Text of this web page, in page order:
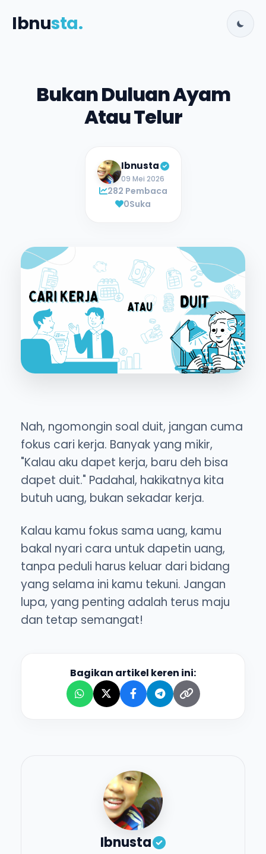
Ibnusta.
Bukan Duluan Ayam
Atau Telur
Ibnusta
09 Mei 2026
282 Pembaca
0Suka
Nah, ngomongin soal duit, jangan cuma
fokus cari kerja. Banyak yang mikir,
"Kalau aku dapet kerja, baru deh bisa
dapet duit." Padahal, hakikatnya kita
butuh uang, bukan sekadar kerja.
Kalau kamu fokus sama uang, kamu
bakal nyari cara untuk dapetin uang,
tanpa peduli harus keluar dari bidang
yang selama ini kamu tekuni. Jangan
lupa, yang penting adalah terus maju
dan tetap semangat!
Bagikan artikel keren ini:
Ibnusta